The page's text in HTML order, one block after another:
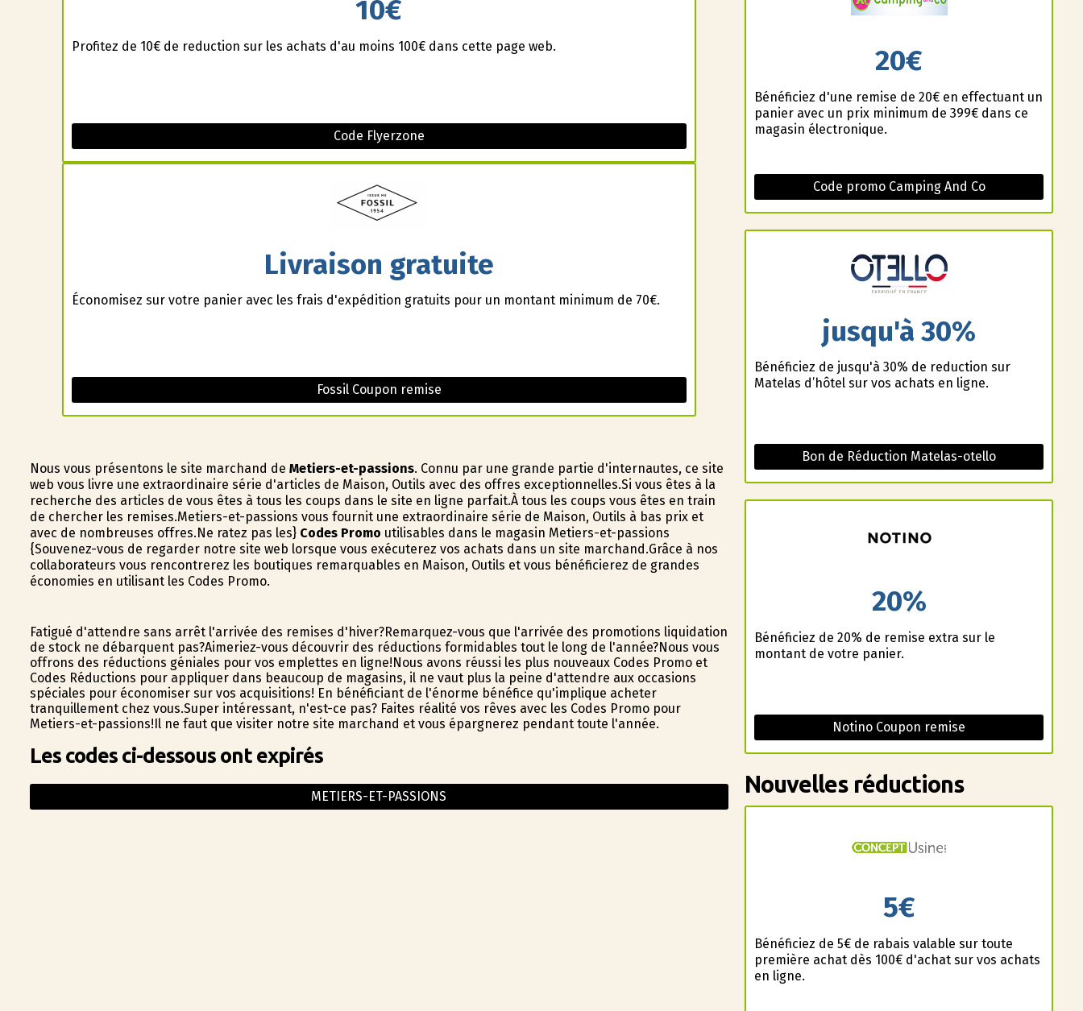
10€
Profitez de 10€ de reduction sur les achats d'au moins 100€ dans cette page web.
Code Flyerzone
Livraison gratuite
Économisez sur votre panier avec les frais d'expédition gratuits pour un montant minimum de 70€.
Fossil Coupon remise
Nous vous présentons le site marchand de Metiers-et-passions. Connu par une grande partie d'internautes, ce site
web vous livre une extraordinaire série d'articles de Maison, Outils avec des offres exceptionnelles.Si vous êtes à la
recherche des articles de vous êtes à tous les coups dans le site en ligne parfait.À tous les coups vous êtes en train
de chercher les remises.Metiers-et-passions vous fournit une extraordinaire série de Maison, Outils à bas prix et
avec de nombreuses offres.Ne ratez pas les} Codes Promo utilisables dans le magasin Metiers-et-passions
{Souvenez-vous de regarder notre site web lorsque vous exécuterez vos achats dans un site marchand.Grâce à nos
collaborateurs vous rencontrerez les boutiques remarquables en Maison, Outils et vous bénéficierez de grandes
économies en utilisant les Codes Promo.
Fatigué d'attendre sans arrêt l'arrivée des remises d'hiver?Remarquez-vous que l'arrivée des promotions liquidation
de stock ne débarquent pas?Aimeriez-vous découvrir des réductions formidables tout le long de l'année?Nous vous
offrons des réductions géniales pour vos emplettes en ligne!Nous avons réussi les plus nouveaux Codes Promo et
Codes Réductions pour appliquer dans beaucoup de magasins, il ne vaut plus la peine d'attendre aux occasions
spéciales pour économiser sur vos acquisitions! En bénéficiant de l'énorme bénéfice qu'implique acheter
tranquillement chez vous.Super intéressant, n'est-ce pas? Faites réalité vos rêves avec les Codes Promo pour
Metiers-et-passions!Il ne faut que visiter notre site marchand et vous épargnerez pendant toute l'année.
Les codes ci-dessous ont expirés
METIERS-ET-PASSIONS
20€
Bénéficiez d'une remise de 20€ en effectuant un
panier avec un prix minimum de 399€ dans ce
magasin électronique.
Code promo Camping And Co
jusqu'à 30%
Bénéficiez de jusqu'à 30% de reduction sur
Matelas d’hôtel sur vos achats en ligne.
Bon de Réduction Matelas-otello
20%
Bénéficiez de 20% de remise extra sur le
montant de votre panier.
Notino Coupon remise
Nouvelles réductions
5€
Bénéficiez de 5€ de rabais valable sur toute
première achat dès 100€ d'achat sur vos achats
en ligne.